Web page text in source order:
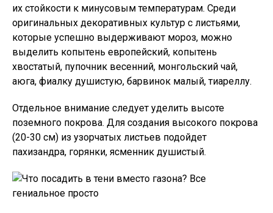
их стойкости к минусовым температурам. Среди
оригинальных декоративных культур с листьями,
которые успешно выдерживают мороз, можно
выделить копытень европейский, копытень
хвостатый, пупочник весенний, монгольский чай,
аюга, фиалку душистую, барвинок малый, тиареллу.
Отдельное внимание следует уделить высоте
поземного покрова. Для создания высокого покрова
(20-30 см) из узорчатых листьев подойдет
пахизандра, горянки, ясменник душистый.